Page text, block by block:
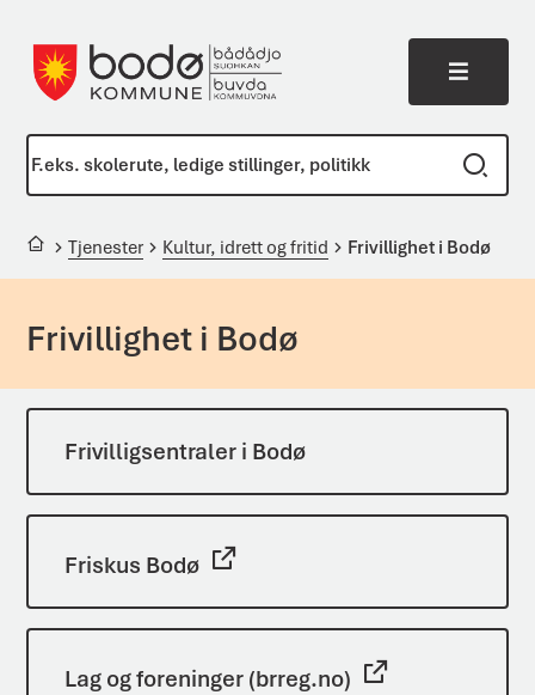
Meny
Du er her:Tjenester Kultur, idrett og fritid Frivillighet i Bodø
Frivillighet i Bodø
Frivilligsentraler i Bodø
Friskus Bodø
Lag og foreninger (brreg.no)